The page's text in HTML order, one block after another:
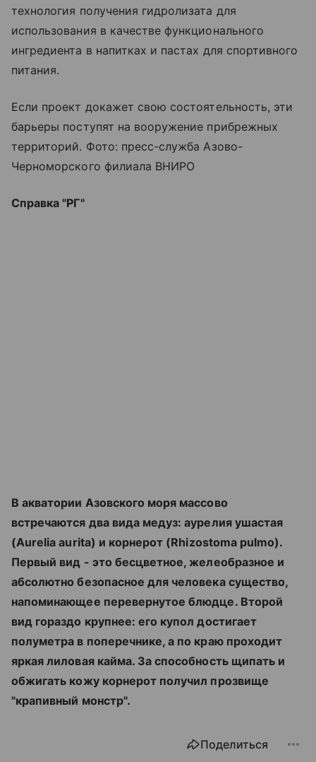
технология получения гидролизата для
использования в качестве функционального
ингредиента в напитках и пастах для спортивного
питания.
Если проект докажет свою состоятельность, эти
барьеры поступят на вооружение прибрежных
территорий. Фото: пресс-служба Азово-
Черноморского филиала ВНИРО
Справка "РГ"
В акватории Азовского моря массово
встречаются два вида медуз: аурелия ушастая
(Aurelia aurita) и корнерот (Rhizostoma pulmo).
Первый вид - это бесцветное, желеобразное и
абсолютно безопасное для человека существо,
напоминающее перевернутое блюдце. Второй
вид гораздо крупнее: его купол достигает
полуметра в поперечнике, а по краю проходит
яркая лиловая кайма. За способность щипать и
обжигать кожу корнерот получил прозвище
"крапивный монстр".
Поделиться